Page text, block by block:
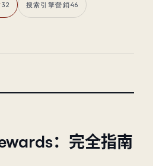
32 搜索引擎營銷46
：完全指南